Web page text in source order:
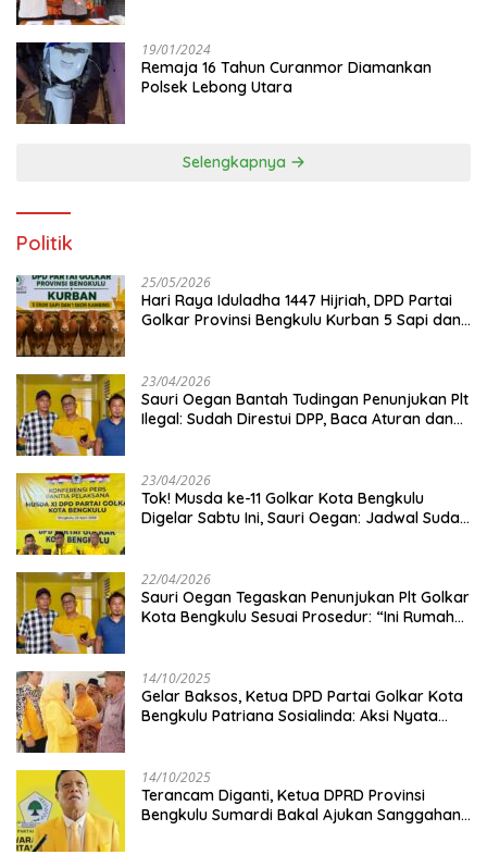
19/01/2024
Remaja 16 Tahun Curanmor Diamankan
Polsek Lebong Utara
Selengkapnya
Politik
25/05/2026
Hari Raya Iduladha 1447 Hijriah, DPD Partai
Golkar Provinsi Bengkulu Kurban 5 Sapi dan 1
23/04/2026
Sauri Oegan Bantah Tudingan Penunjukan Plt
Ilegal: Sudah Direstui DPP, Baca Aturan dan
23/04/2026
‎Tok! Musda ke-11 Golkar Kota Bengkulu
Digelar Sabtu Ini, Sauri Oegan: Jadwal Sudah
22/04/2026
Sauri Oegan Tegaskan Penunjukan Plt Golkar
Kota Bengkulu Sesuai Prosedur: “Ini Rumah
14/10/2025
‎Gelar Baksos, Ketua DPD Partai Golkar Kota
Bengkulu Patriana Sosialinda: Aksi Nyata
14/10/2025
Terancam Diganti, Ketua DPRD Provinsi
Bengkulu Sumardi Bakal Ajukan Sanggahan